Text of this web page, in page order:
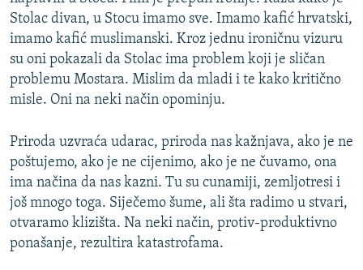
Stolac divan, u Stocu imamo sve. Imamo kafić hrvatski,
imamo kafić muslimanski. Kroz jednu ironičnu vizuru
su oni pokazali da Stolac ima problem koji je sličan
problemu Mostara. Mislim da mladi i te kako kritično
misle. Oni na neki način opominju.
Priroda uzvraća udarac, priroda nas kažnjava, ako je ne
poštujemo, ako je ne cijenimo, ako je ne čuvamo, ona
ima načina da nas kazni. Tu su cunamiji, zemljotresi i
još mnogo toga. Siječemo šume, ali šta radimo u stvari,
otvaramo klizišta. Na neki način, protiv-produktivno
ponašanje, rezultira katastrofama.